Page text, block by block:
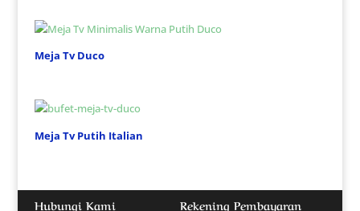
Meja Tv Duco
Meja Tv Putih Italian
Hubungi Kami Rekening Pembayaran